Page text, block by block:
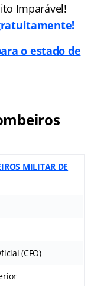
Imparável!
o estado de
MILITAR DE
(CFO)